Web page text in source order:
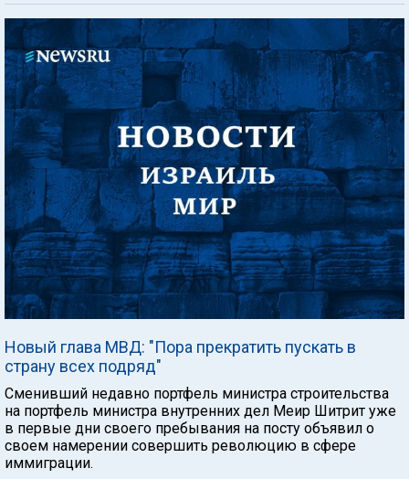
Новый глава МВД: "Пора прекратить пускать в
страну всех подряд"
Сменивший недавно портфель министра строительства
на портфель министра внутренних дел Меир Шитрит уже
в первые дни своего пребывания на посту объявил о
своем намерении совершить революцию в сфере
иммиграции.